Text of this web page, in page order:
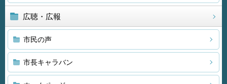
広聴・広報
市民の声
市長キャラバン